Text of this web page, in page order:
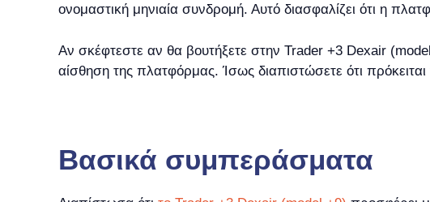
ονομαστική μηνιαία συνδρομή. Αυτό διασφαλίζει ότι η
Αν σκέφτεστε αν θα βουτήξετε στην Trader +3 Dexair
αίσθηση της πλατφόρμας. Ίσως διαπιστώσετε ότι
Βασικά συμπεράσματα